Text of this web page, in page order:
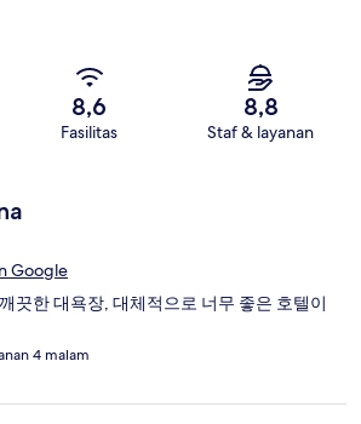
8,6
Fasilitas
8,8
Staf & layanan
Google
끗한 대욕장, 대체적으로 너무 좋은 호텔이
4 malam